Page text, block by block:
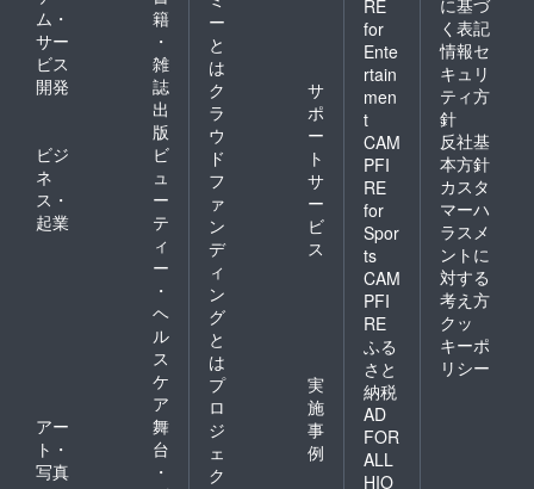
ム・
サー
ビス
開発
籍
・
雑
誌
出
版
ビジ
ネ
ス・
起業
ビ
ュ
ー
テ
ィ
ー
・
ヘ
ル
ス
ケ
ア
アー
ト・
写真
舞
台
・
ー
と
は
ク
ラ
ウ
ド
フ
ァ
ン
デ
ィ
ン
グ
と
は
サ
ポ
ー
ト
サ
ー
ビ
ス
プ
ロ
ジ
ェ
ク
実
施
事
例
RE
for
Ente
rtain
men
t
CAM
PFI
RE
for
Spor
ts
CAM
PFI
RE
ふる
さと
納税
AD
FOR
ALL
HIO
に基づ
く表記
情報セ
キュリ
ティ方
針
反社基
本方針
カスタ
マーハ
ラスメ
ントに
対する
考え方
クッ
キーポ
リシー